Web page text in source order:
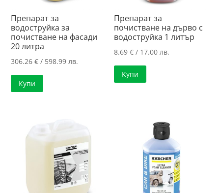
Препарат за
водоструйка за
почистване на фасади
20 литра
306.26€ / 598.99 лв.
Купи
Препарат за
почистване на дърво с
водоструйка 1 литър
8.69€ / 17.00 лв.
Купи